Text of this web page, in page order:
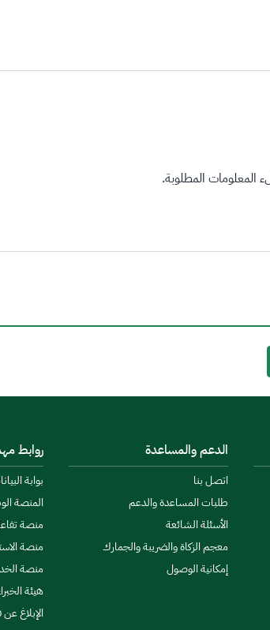
المعلومات المطلوبة.
الدعم والمساعدة
اتصل بنا
طلبات المساعدة والدعم
الأسئلة الشائعة
معجم الزكاة والضريبة والجمارك
إمكانية الوصول
روابط
بوابة
المنصة
منصة
منصة
منصة
هيئة
الإبلاغ